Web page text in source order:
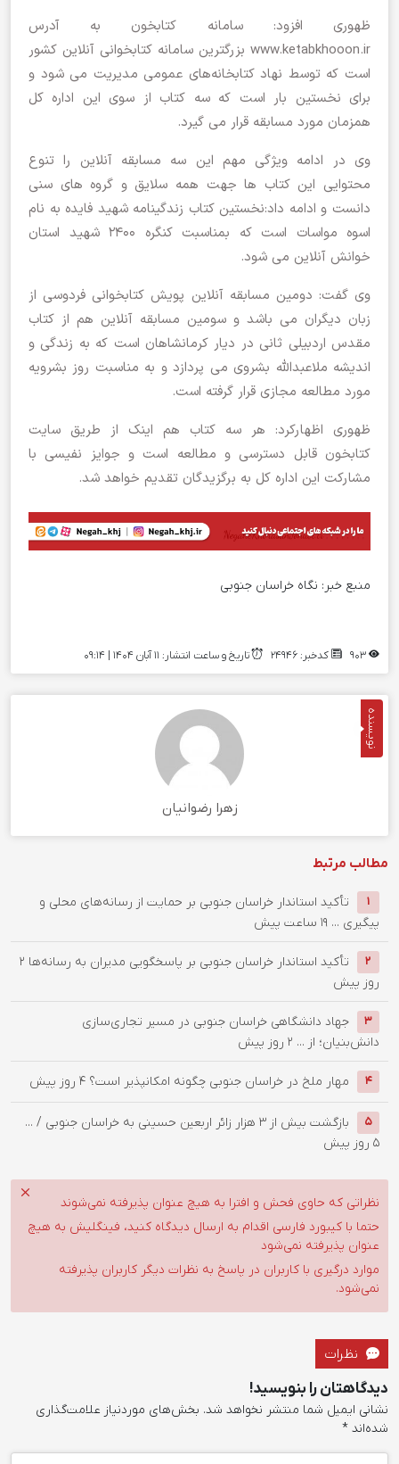
ظهوری افزود: سامانه کتابخون به آدرس
www.ketabkhooon.ir بزرگترین سامانه کتابخوانی آنلاین کشور
است که توسط نهاد کتابخانه‌های عمومی مدیریت می شود و
برای نخستین بار است که سه کتاب از سوی این اداره کل
همزمان مورد مسابقه قرار می گیرد.
وی در ادامه ویژگی مهم این سه مسابقه آنلاین را تنوع
محتوایی این کتاب ها جهت همه سلایق و گروه های سنی
دانست و ادامه داد:نخستین کتاب زندگینامه شهید فایده به نام
اسوه مواسات است که بمناسبت کنگره ۲۴۰۰ شهید استان
خوانش آنلاین می شود.
وی گفت: دومین مسابقه آنلاین پویش کتابخوانی فردوسی از
زبان دیگران می باشد و سومین مسابقه آنلاین هم از کتاب
مقدس اردبیلی ثانی در دیار کرمانشاهان است که به زندگی و
اندیشه ملاعبدالله بشروی می پردازد و به مناسبت روز بشرویه
مورد مطالعه مجازی قرار گرفته است.
ظهوری اظهارکرد: هر سه کتاب هم اینک از طریق سایت
کتابخون قابل دسترسی و مطالعه است و جوایز نفیسی با
مشارکت این اداره کل به برگزیدگان تقدیم خواهد شد.
منبع خبر: نگاه خراسان جنوبی
کدخبر: 24946 تاریخ و ساعت انتشار: ۱۱ آبان ۱۴۰۴ | 09:14
نویسنده
زهرا رضوانیان
مطالب مرتبط
1
تأکید استاندار خراسان جنوبی بر حمایت از رسانه‌های محلی و
پیگیری ... 19 ساعت پیش
2 تأکید استاندار خراسان جنوبی بر پاسخگویی مدیران به رسانه‌ها 2
روز پیش
3
جهاد دانشگاهی خراسان جنوبی در مسیر تجاری‌سازی
دانش‌بنیان؛ از ... 2 روز پیش
4 ‌مهار ملخ در خراسان جنوبی چگونه امکانپذیر است؟ 4 روز پیش
5
بازگشت بیش از ۳ هزار زائر اربعین حسینی به خراسان جنوبی / ...
5 روز پیش
نظراتی که حاوی فحش و افترا به هیچ عنوان پذیرفته نمی‌شوند
حتما با کیبورد فارسی اقدام به ارسال دیدگاه کنید، فینگلیش به هیچ
عنوان پذیرفته نمی‌شود
موارد درگیری با کاربران در پاسخ به نظرات دیگر کاربران پذیرفته
نمی‌شود.
نظرات
دیدگاهتان را بنویسید!
نشانی ایمیل شما منتشر نخواهد شد. بخش‌های موردنیاز علامت‌گذاری
شده‌اند *